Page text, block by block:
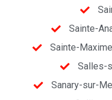
Sainte-
Sainte-
Salles-
Sanary-sur-